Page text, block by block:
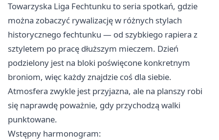
Towarzyska Liga Fechtunku to seria spotkań, gdzie
można zobaczyć rywalizację w różnych stylach
historycznego fechtunku — od szybkiego rapiera z
sztyletem po pracę dłuższym mieczem. Dzień
podzielony jest na bloki poświęcone konkretnym
broniom, więc każdy znajdzie coś dla siebie.
Atmosfera zwykle jest przyjazna, ale na planszy robi
się naprawdę poważnie, gdy przychodzą walki
punktowane.
Wstępny harmonogram: